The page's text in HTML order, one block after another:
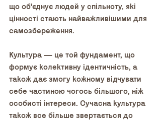
що об'єднує людей у спільноту, які
цінності стають найважливішими для
самозбереження.
Культура — це той фундамент, що
формує колективну ідентичність, а
також дає змогу кожному відчувати
себе частиною чогось більшого, ніж
особисті інтереси. Сучасна культура
також все більше звертається до